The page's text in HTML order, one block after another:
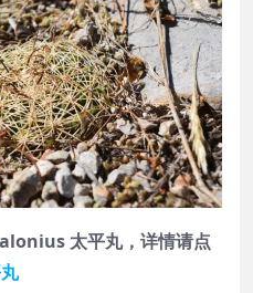
太平丸，详情请点